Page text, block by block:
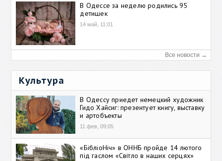
В Одессе за неделю родились 95
детишек
14 май, 11:01
Все новости →
Культура
В Одессу приедет немецкий художник
Гидо Хайсиг: презентует книгу, выставку
и артобъекты
11 фев, 09:05
«БібліоНіч» в ОННБ пройде 14 лютого
під гаслом «Світло в наших серцях»